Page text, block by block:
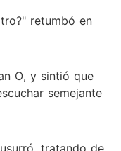
retumbó en
O, y sintió que
semejante
tratando de